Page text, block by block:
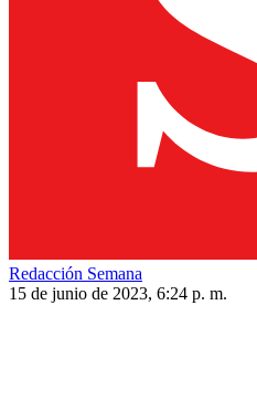
Redacción Semana
15 de junio de 2023, 6:24 p. m.